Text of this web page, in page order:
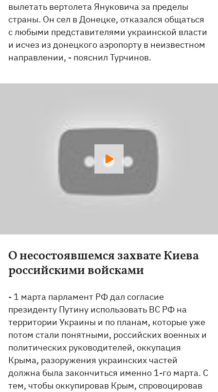
вылетать вертолета Януковича за пределы
страны. Он сел в Донецке, отказался общаться
с любыми представителями украинской власти
и исчез из донецкого аэропорту в неизвестном
направлении, - пояснил Турчинов.
О несостоявшемся захвате Киева
российскими войсками
- 1 марта парламент РФ дал согласие
президенту Путину использовать ВС РФ на
территории Украины и по планам, которые уже
потом стали понятными, российских военных и
политических руководителей, оккупация
Крыма, разоружения украинских частей
должна была закончиться именно 1-го марта. С
тем, чтобы оккупировав Крым, спровоцировав